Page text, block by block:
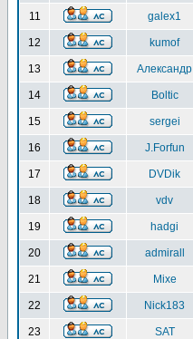
11 galex1
12 kumof
13 Александр
14 Boltic
15 sergei
16 J.Forfun
17 DVDik
18 vdv
19 hadgi
20 admirall
21 Mixe
22 Nick183
23 SAT